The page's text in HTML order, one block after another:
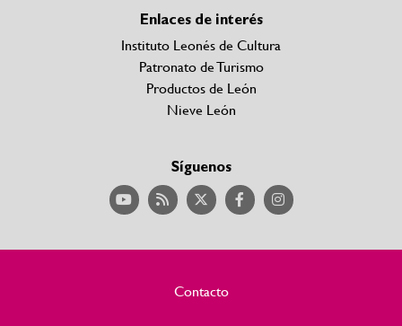
Enlaces de interés
Instituto Leonés de Cultura
Patronato de Turismo
Productos de León
Nieve León
Síguenos
Contacto